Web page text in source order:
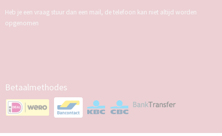
Heb je een vraag stuur dan een mail, de telefoon kan niet altijd worden
opgenomen
Betaalmethodes